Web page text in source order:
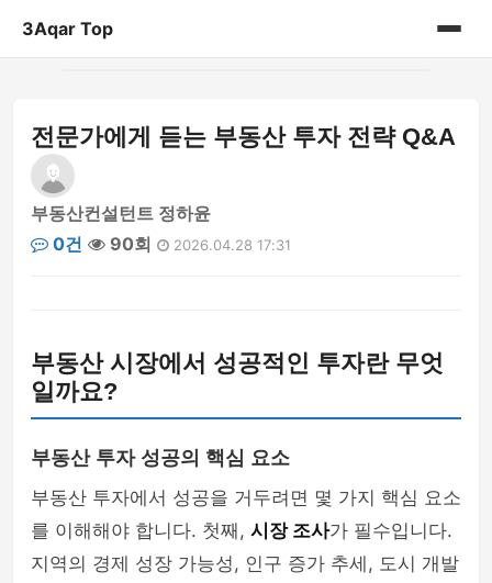
3Aqar Top
게시판
전문가에게 듣는 부동산 투자 전략 Q&A
부동산컨설턴트 정하윤
0건
90회 2026.04.28 17:31
부동산 시장에서 성공적인 투자란 무엇
일까요?
부동산 투자 성공의 핵심 요소
부동산 투자에서 성공을 거두려면 몇 가지 핵심 요소
를 이해해야 합니다. 첫째, 시장 조사가 필수입니다.
지역의 경제 성장 가능성, 인구 증가 추세, 도시 개발